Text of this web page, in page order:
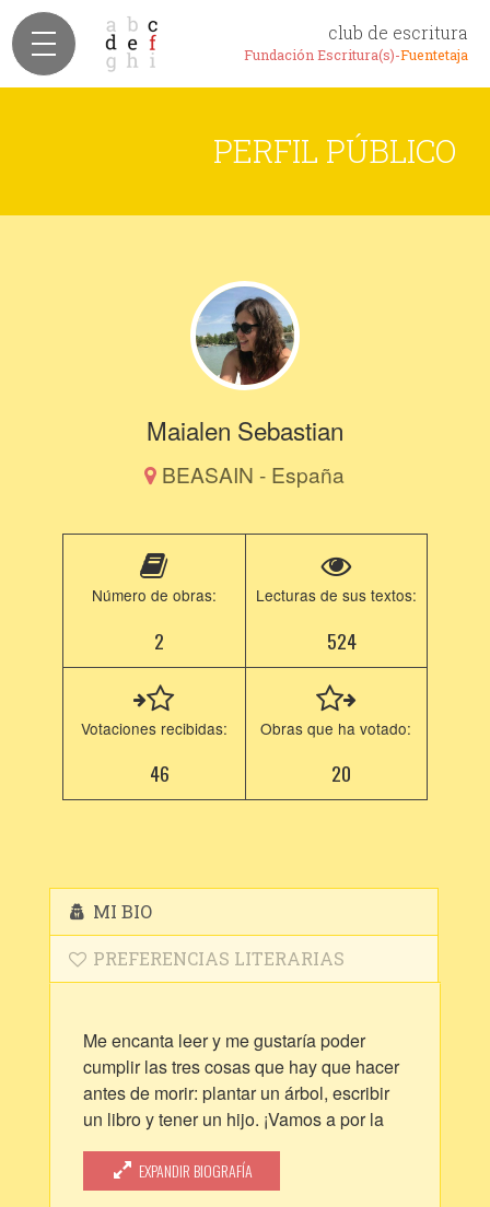
club de escritura
Fundación Escritura(s)-Fuentetaja
PERFIL PÚBLICO
Maialen Sebastian
BEASAIN - España
Número de obras:
2
Lecturas de sus textos:
524
Votaciones recibidas:
46
Obras que ha votado:
20
MI BIO
PREFERENCIAS LITERARIAS
Me encanta leer y me gustaría poder
cumplir las tres cosas que hay que hacer
antes de morir: plantar un árbol, escribir
un libro y tener un hijo. ¡Vamos a por la
segunda! ;)
EXPANDIR BIOGRAFÍA